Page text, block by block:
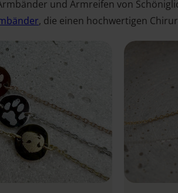
und Armreifen von
, die einen hochwertigen